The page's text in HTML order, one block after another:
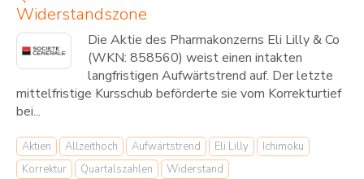
Widerstandszone
Die Aktie des Pharmakonzerns Eli Lilly & Co
(WKN: 858560) weist einen intakten
langfristigen Aufwärtstrend auf. Der letzte
mittelfristige Kursschub beförderte sie vom Korrekturtief
bei...
Aktien Allzeithoch Aufwärtstrend Eli Lilly
Ichimoku
Korrektur
Quartalszahlen Widerstand